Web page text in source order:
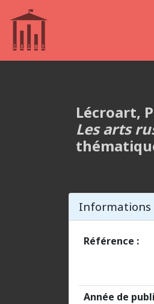
Lécroart,
Les arts
Informations
Référence :
Année de